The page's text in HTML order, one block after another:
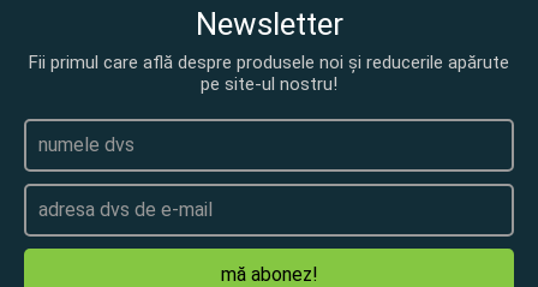
Newsletter
Fii primul care află despre produsele noi și reducerile apărute
pe site-ul nostru!
mă abonez!